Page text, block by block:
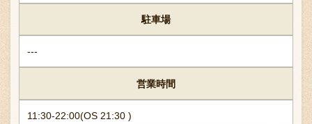
駐車場
---
営業時間
11:30-22:00(OS 21:30 )